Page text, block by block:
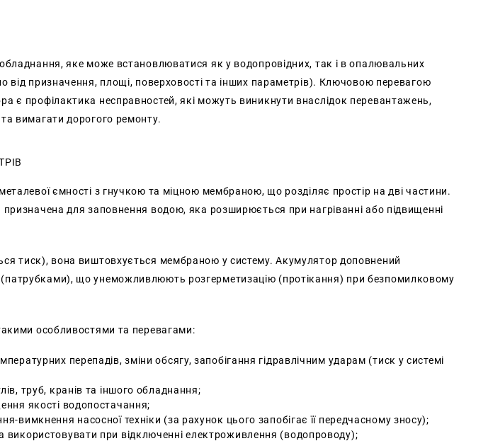
яке може встановлюватися як у водопровідних, так і в опалювальних
від призначення, площі, поверховості та інших параметрів). Ключовою перевагою
є профілактика несправностей, які можуть виникнути внаслідок перевантажень,
вимагати дорогого ремонту.
ємності з гнучкою та міцною мембраною, що розділяє простір на дві частини.
для заповнення водою, яка розширюється при нагріванні або підвищенні
тиск), вона виштовхується мембраною у систему. Акумулятор доповнений
що унеможливлюють розгерметизацію (протікання) при безпомилковому
особливостями та перевагами:
перепадів, зміни обсягу, запобігання гідравлічним ударам (тиск у системі
труб, кранів та іншого обладнання;
якості водопостачання;
вимкнення насосної техніки (за рахунок цього запобігає її передчасному зносу);
при відключенні електроживлення (водопроводу);